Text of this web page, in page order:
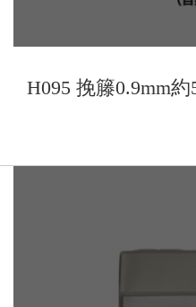
H095 挽籐0.9mm約